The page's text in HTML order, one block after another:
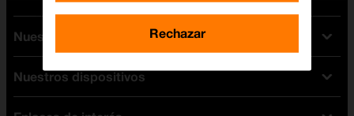
Nuestras tarifas
Tarifas Orange
Tarifas fibra y móvil
Nuestros dispositivos
Rechazar